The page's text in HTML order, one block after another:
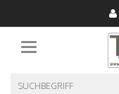
Toggle navigation